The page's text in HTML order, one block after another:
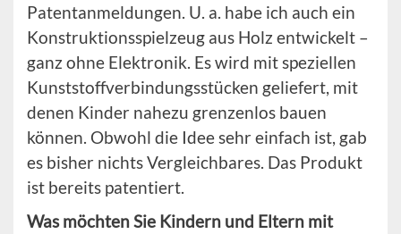
Patentanmeldungen. U. a. habe ich auch ein
Konstruktionsspielzeug aus Holz entwickelt –
ganz ohne Elektronik. Es wird mit speziellen
Kunststoffverbindungsstücken geliefert, mit
denen Kinder nahezu grenzenlos bauen
können. Obwohl die Idee sehr einfach ist, gab
es bisher nichts Vergleichbares. Das Produkt
ist bereits patentiert.
Was möchten Sie Kindern und Eltern mit